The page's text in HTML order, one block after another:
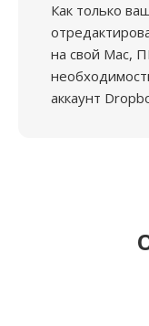
Как только
на свой Mac,
аккаунт